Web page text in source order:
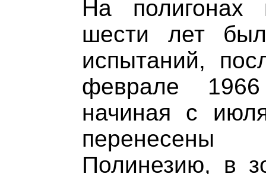
На
шести лет
испытаний,
феврале
начиная с
Полинезию, в